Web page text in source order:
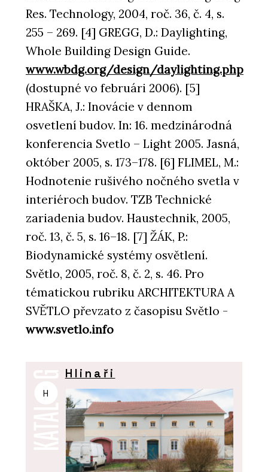
Res. Technology, 2004, roč. 36, č. 4, s.
255 – 269. [4] GREGG, D.: Daylighting,
Whole Building Design Guide.
www.wbdg.org/design/daylighting.php
(dostupné vo februári 2006). [5]
HRAŠKA, J.: Inovácie v dennom
osvetlení budov. In: 16. medzinárodná
konferencia Svetlo – Light 2005. Jasná,
október 2005, s. 173–178. [6] FLIMEL, M.:
Hodnotenie rušivého nočného svetla v
interiéroch budov. TZB Technické
zariadenia budov. Haustechnik, 2005,
roč. 13, č. 5, s. 16–18. [7] ŽÁK, P.:
Biodynamické systémy osvětlení.
Světlo, 2005, roč. 8, č. 2, s. 46. Pro
tématickou rubriku ARCHITEKTURA A
SVĚTLO převzato z časopisu Světlo -
www.svetlo.info
H
Hlinaři